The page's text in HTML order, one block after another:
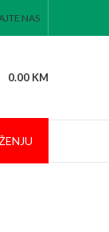
NAS
0.00 KM